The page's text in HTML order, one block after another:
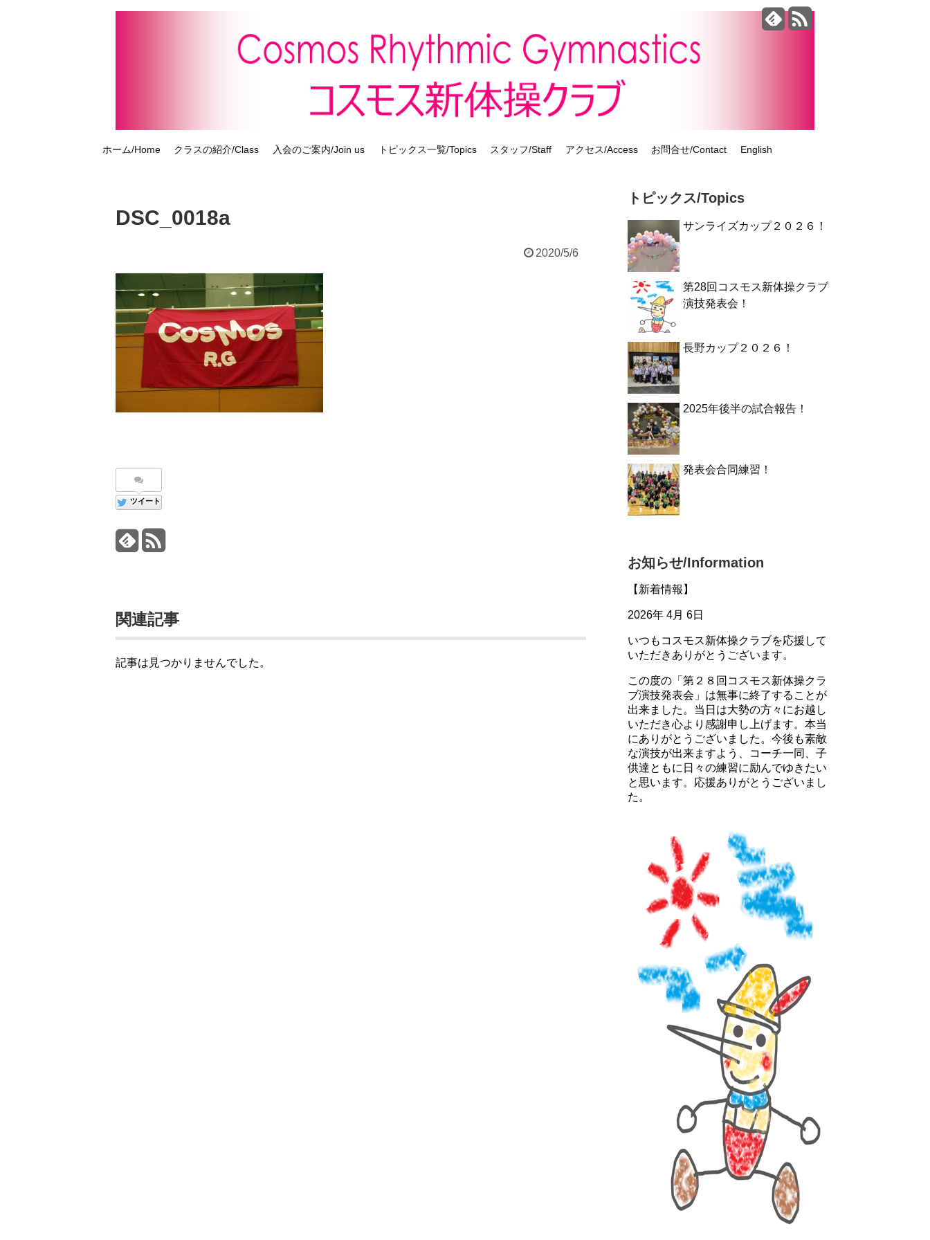
ホーム/Home クラスの紹介/Class 入会のご案内/Join us トピックス一覧/Topics スタッフ/Staff アクセス/Access お問合せ/Contact English
DSC_0018a
2020/5/6
ツイート
関連記事
記事は見つかりませんでした。
トピックス/Topics
サンライズカップ２０２６！
第28回コスモス新体操クラブ
演技発表会！
長野カップ２０２６！
2025年後半の試合報告！
発表会合同練習！
お知らせ/Information
【新着情報】
2026年 4月 6日
いつもコスモス新体操クラブを応援して
いただきありがとうございます。
この度の「第２８回コスモス新体操クラ
ブ演技発表会」は無事に終了することが
出来ました。当日は大勢の方々にお越し
いただき心より感謝申し上げます。本当
にありがとうございました。今後も素敵
な演技が出来ますよう、コーチ一同、子
供達ともに日々の練習に励んでゆきたい
と思います。応援ありがとうございまし
た。